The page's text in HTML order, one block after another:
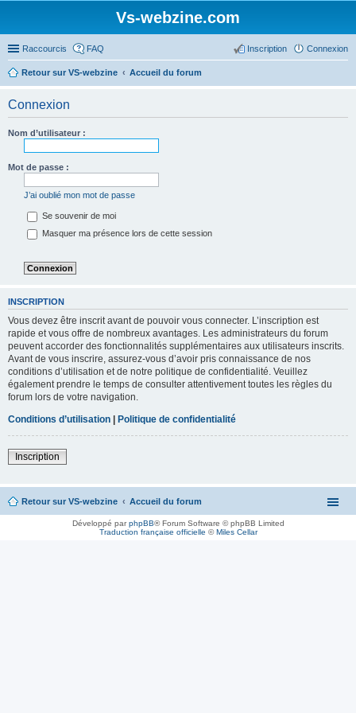
Vs-webzine.com
Raccourcis FAQ Connexion
Inscription
Retour sur VS-webzine Accueil du forum
Connexion
Nom d’utilisateur :
Mot de passe :
J’ai oublié mon mot de passe
Se souvenir de moi
Masquer ma présence lors de cette session
INSCRIPTION
Vous devez être inscrit avant de pouvoir vous connecter. L’inscription est
rapide et vous offre de nombreux avantages. Les administrateurs du forum
peuvent accorder des fonctionnalités supplémentaires aux utilisateurs inscrits.
Avant de vous inscrire, assurez-vous d’avoir pris connaissance de nos
conditions d’utilisation et de notre politique de confidentialité. Veuillez
également prendre le temps de consulter attentivement toutes les règles du
forum lors de votre navigation.
Conditions d’utilisation | Politique de confidentialité
Inscription
Retour sur VS-webzine Accueil du forum
Développé parphpBB® Forum Software © phpBB Limited
Traduction française officielle ©Miles Cellar